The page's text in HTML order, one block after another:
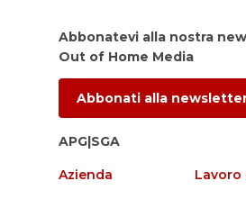
Abbonatevi alla nostra
Out of Home Media
Abbonati alla
APG|SGA
Azienda
Lavoro